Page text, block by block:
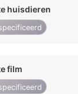
huisdieren
film